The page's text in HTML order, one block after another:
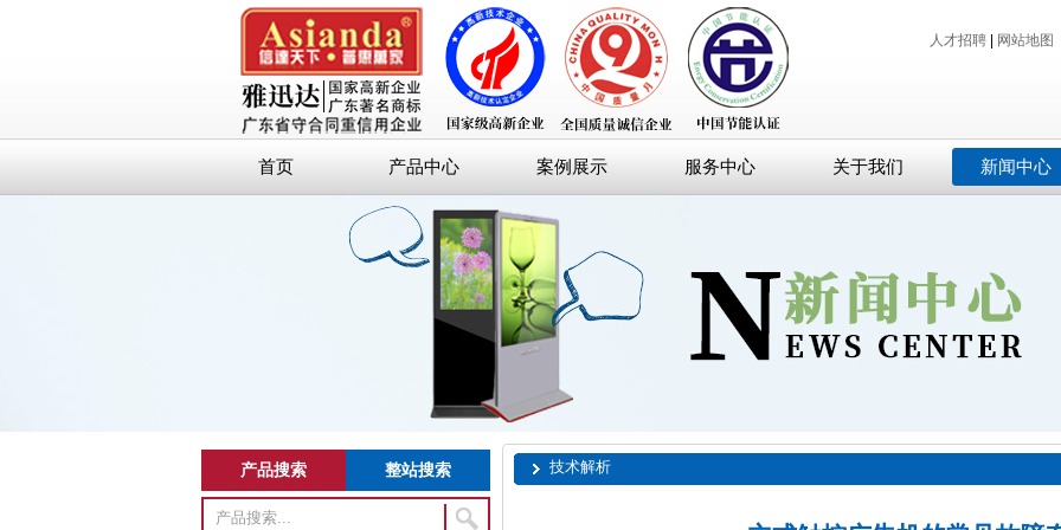
人才招聘| 网站地图
首页 产品中心 案例展示 服务中心 关于我们 新闻中心
产品搜索 整站搜索 技术解析